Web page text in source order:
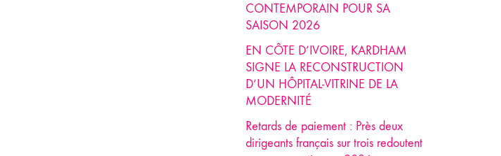
CONTEMPORAIN POUR SA
SAISON 2026
EN CÔTE D’IVOIRE, KARDHAM
SIGNE LA RECONSTRUCTION
D’UN HÔPITAL-VITRINE DE LA
MODERNITÉ
Retards de paiement : Près deux
dirigeants français sur trois redoutent